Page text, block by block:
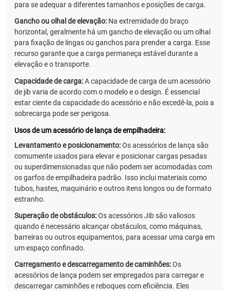
para se adequar a diferentes tamanhos e posições de carga.
Gancho ou olhal de elevação: Na extremidade do braço
horizontal, geralmente há um gancho de elevação ou um olhal
para fixação de lingas ou ganchos para prender a carga. Esse
recurso garante que a carga permaneça estável durante a
elevação e o transporte.
Capacidade de carga:A capacidade de carga de um acessório
de jib varia de acordo com o modelo e o design. É essencial
estar ciente da capacidade do acessório e não excedê-la, pois a
sobrecarga pode ser perigosa.
Usos de um acessório de lança de empilhadeira:
Levantamento e posicionamento:Os acessórios de lança são
comumente usados para elevar e posicionar cargas pesadas
ou superdimensionadas que não podem ser acomodadas com
os garfos de empilhadeira padrão. Isso inclui materiais como
tubos, hastes, maquinário e outros itens longos ou de formato
estranho.
Superação de obstáculos:Os acessórios Jib são valiosos
quando é necessário alcançar obstáculos, como máquinas,
barreiras ou outros equipamentos, para acessar uma carga em
um espaço confinado.
Carregamento e descarregamento de caminhões:Os
acessórios de lança podem ser empregados para carregar e
descarregar caminhões e reboques com eficiência. Eles